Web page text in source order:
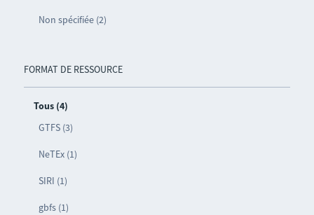
Non spécifiée (2)
FORMAT DE RESSOURCE
Tous (4)
GTFS (3)
NeTEx (1)
SIRI (1)
gbfs (1)